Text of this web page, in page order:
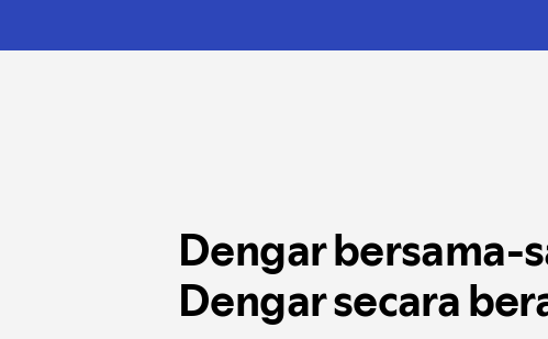
Dengar bersama-
Dengar secara